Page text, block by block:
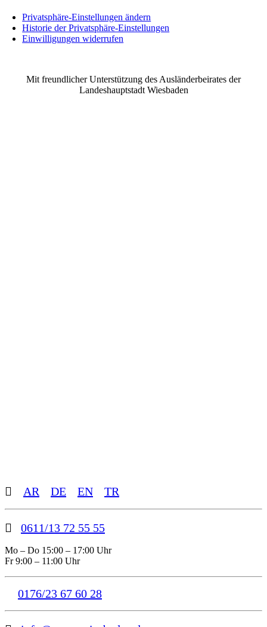
Privatsphäre-Einstellungen ändern
Historie der Privatsphäre-Einstellungen
Einwilligungen widerrufen
Mit freundlicher Unterstützung des Ausländerbeirates der
Landeshauptstadt Wiesbaden
Toggle
Sliding
Bar
AR DE EN TR
0611/13 72 55 55
Mo – Do 15:00 – 17:00 Uhr
Fr 9:00 – 11:00 Uhr
0176/23 67 60 28